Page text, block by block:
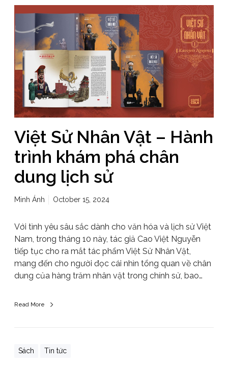
Việt Sử Nhân Vật – Hành
trình khám phá chân
dung lịch sử
Minh Ánh October 15, 2024
Với tình yêu sâu sắc dành cho văn hóa và lịch sử Việt
Nam, trong tháng 10 này, tác giả Cao Việt Nguyễn
tiếp tục cho ra mắt tác phẩm Việt Sử Nhân Vật,
mang đến cho người đọc cái nhìn tổng quan về chân
dung của hàng trăm nhân vật trong chính sử, bao…
Read More
Sách Tin tức